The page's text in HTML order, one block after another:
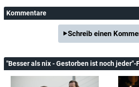
Kommentare
Schreib einen
"Besser als nix - Gestorben ist noch jeder"-